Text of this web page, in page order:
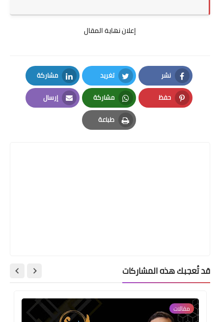
إعلان نهاية المقال
نشر
Facebook
تغريد
Twitter
مشاركة
LinkedIn
حفظ
Pinterest
مشاركة
Whatsapp
إرسال
Email
طباعة
Print
قد تُعجبك هذه المشاركات
مقالات